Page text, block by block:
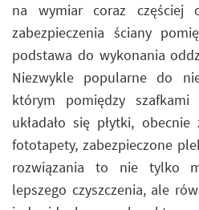
na wymiar coraz częściej
zabezpieczenia ściany
podstawa do wykonania
Niezwykle popularne do
którym pomiędzy
układało się płytki,
fototapety, zabezpieczone
rozwiązania to nie tylko
lepszego czyszczenia, ale